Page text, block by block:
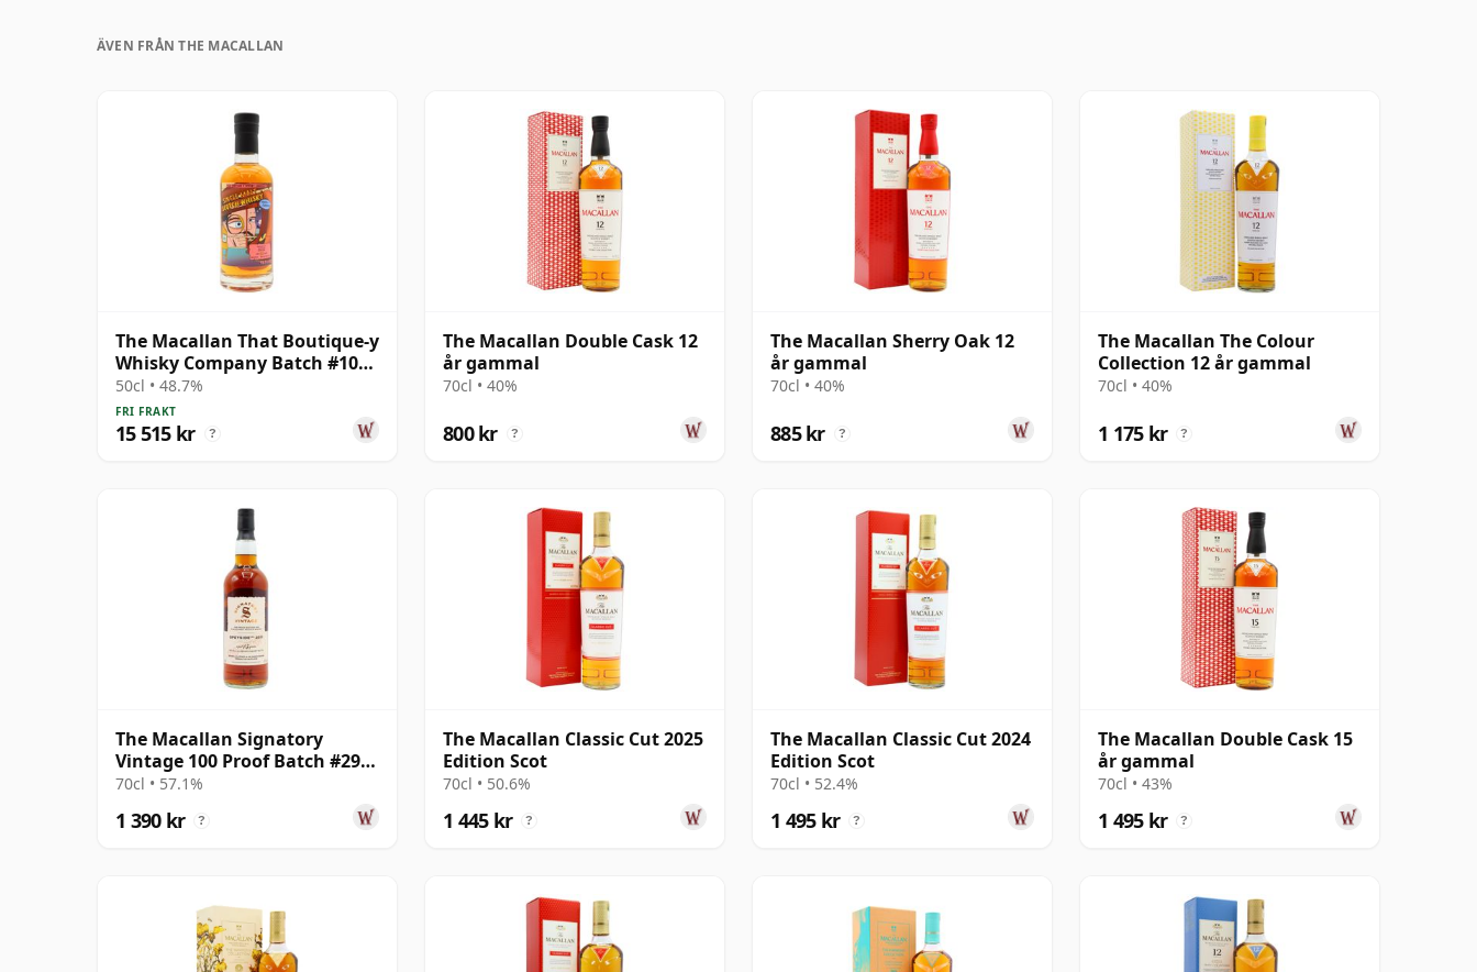
ÄVEN FRÅN THE MACALLAN
The Macallan That Boutique-y
Whisky Company Batch #10
Single Ma 1991 26 år gammal
50cl • 48.7%
FRI FRAKT
15 515 kr ?
The Macallan Double Cask 12
år gammal
70cl • 40%
800 kr ?
The Macallan Sherry Oak 12
år gammal
70cl • 40%
885 kr ?
The Macallan The Colour
Collection 12 år gammal
70cl • 40%
1 175 kr ?
The Macallan Signatory
Vintage 100 Proof Batch #29
Single Malt 2011 13 år
70cl • 57.1%
1 390 kr ?
The Macallan Classic Cut 2025
Edition Scot
70cl • 50.6%
1 445 kr ?
The Macallan Classic Cut 2024
Edition Scot
70cl • 52.4%
1 495 kr ?
The Macallan Double Cask 15
år gammal
70cl • 43%
1 495 kr ?